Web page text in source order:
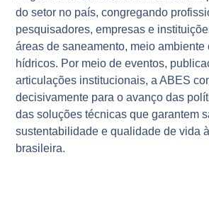
do setor no país, congregando
pesquisadores, empresas e
áreas de saneamento, meio ambiente
hídricos. Por meio de eventos,
articulações institucionais, a ABES
decisivamente para o avanço das
das soluções técnicas que garantem
sustentabilidade e qualidade de vida
brasileira.